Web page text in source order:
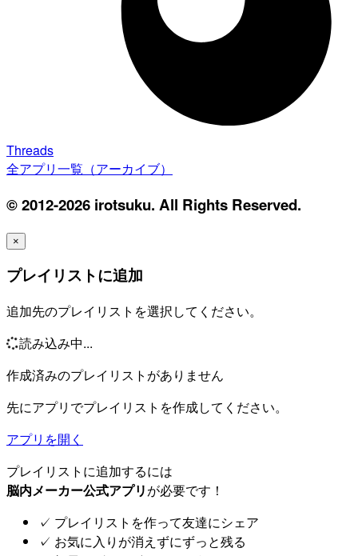
Threads
全アプリ一覧（アーカイブ）
© 2012-2026 irotsuku. All Rights Reserved.
×
プレイリストに追加
追加先のプレイリストを選択してください。
読み込み中...
作成済みのプレイリストがありません
先にアプリでプレイリストを作成してください。
アプリを開く
プレイリストに追加するには
脳内メーカー公式アプリが必要です！
✓ プレイリストを作って友達にシェア
✓ お気に入りが消えずにずっと残る